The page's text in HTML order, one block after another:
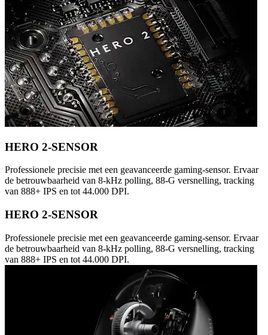
HERO 2-SENSOR
Professionele precisie met een geavanceerde gaming-sensor. Ervaar
de betrouwbaarheid van 8-kHz polling, 88-G versnelling, tracking
van 888+ IPS en tot 44.000 DPI.
HERO 2-SENSOR
Professionele precisie met een geavanceerde gaming-sensor. Ervaar
de betrouwbaarheid van 8-kHz polling, 88-G versnelling, tracking
van 888+ IPS en tot 44.000 DPI.